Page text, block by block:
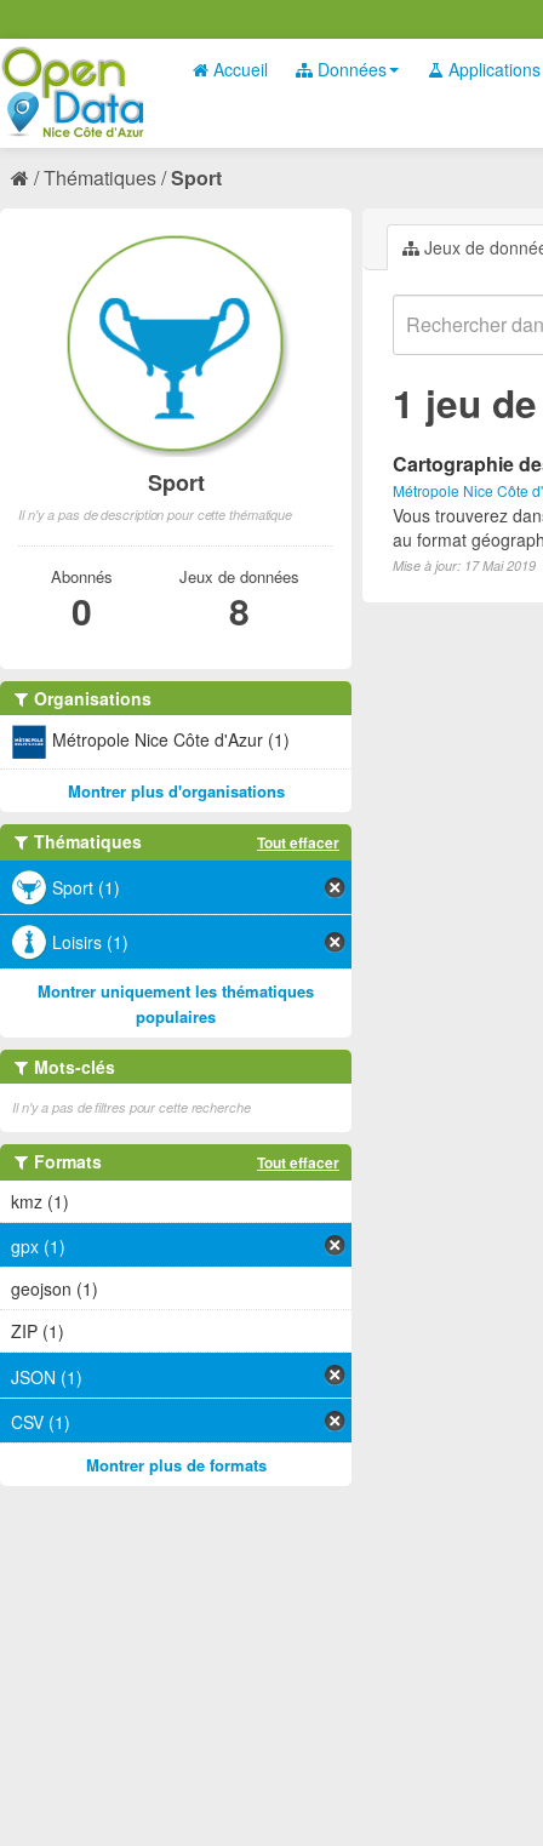
Accueil Données Applications
Thématiques Sport
Jeux de
1 jeu
Cartographie
Métropole Nice Côte
Vous trouverez
au format
Mise à jour: 17 Mai 2019
Sport
Il n'y a pas de description pour cette thématique
Abonnés
0
Jeux de données
8
Organisations
Métropole Nice Côte d'Azur (1)
Montrer plus d'organisations
Thématiques Tout effacer
Sport (1)
Loisirs (1)
Montrer uniquement les thématiques
populaires
Mots-clés
Il n'y a pas de filtres pour cette recherche
Formats Tout effacer
kmz (1)
gpx (1)
geojson (1)
ZIP (1)
JSON (1)
CSV (1)
Montrer plus de formats